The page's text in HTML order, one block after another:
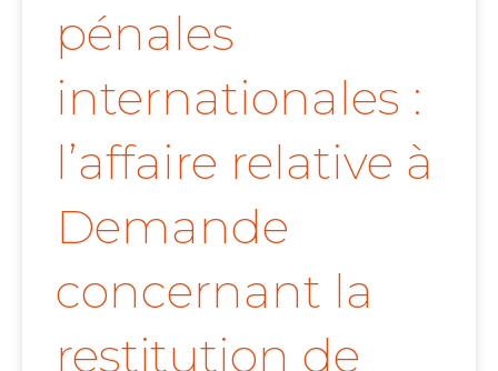
pénales
internationales :
l’affaire relative à
Demande
concernant la
restitution de